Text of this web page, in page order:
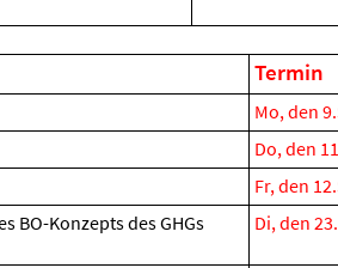
Termin
Mo, den
Do, den
Fr, den
BO-Konzepts des GHGs Di, den